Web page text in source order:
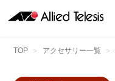
TOP アクセサリー一覧